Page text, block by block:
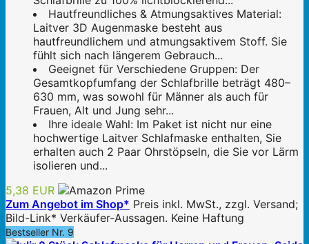
Hautfreundliches & Atmungsaktives Material:
Laitver 3D Augenmaske besteht aus
hautfreundlichem und atmungsaktivem Stoff. Sie
fühlt sich nach längerem Gebrauch...
Geeignet für Verschiedene Gruppen: Der
Gesamtkopfumfang der Schlafbrille beträgt 480–
630 mm, was sowohl für Männer als auch für
Frauen, Alt und Jung sehr...
Ihre ideale Wahl: Im Paket ist nicht nur eine
hochwertige Laitver Schlafmaske enthalten, Sie
erhalten auch 2 Paar Ohrstöpseln, die Sie vor Lärm
isolieren und...
5,38 EUR
Zum Angebot im Shop* Preis inkl. MwSt., zzgl. Versand;
Bild-Link* Verkäufer-Aussagen. Keine Haftung
Bestseller Nr. 9